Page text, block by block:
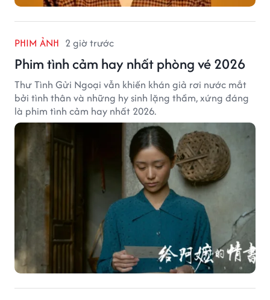
PHIM ẢNH 2 giờ trước
Phim tình cảm hay nhất phòng vé 2026
Thư Tình Gửi Ngoại vẫn khiến khán giả rơi nước mắt
bởi tình thân và những hy sinh lặng thầm, xứng đáng
là phim tình cảm hay nhất 2026.